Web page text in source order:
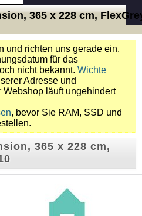
365 x 228 cm,
und richten uns gerade ein.
für das
nicht bekannt. Wichte
Adresse und
Webshop läuft ungehindert
, bevor Sie RAM, SSD und
365 x 228 cm,